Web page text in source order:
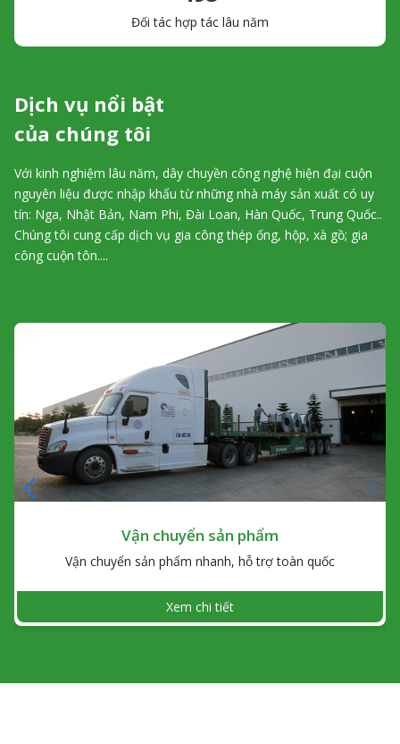
Đối tác hợp tác lâu năm
Dịch vụ nổi bật
của chúng tôi
Với kinh nghiệm lâu năm, dây chuyền công nghệ hiện đại cuộn
nguyên liệu được nhập khẩu từ những nhà máy sản xuất có uy
tín: Nga, Nhật Bản, Nam Phi, Đài Loan, Hàn Quốc, Trung Quốc..
Chúng tôi cung cấp dịch vụ gia công thép ống, hộp, xà gồ; gia
công cuộn tôn....
Vận chuyển sản phẩm
Vận chuyển sản phẩm nhanh, hỗ trợ toàn quốc
Xem chi tiết